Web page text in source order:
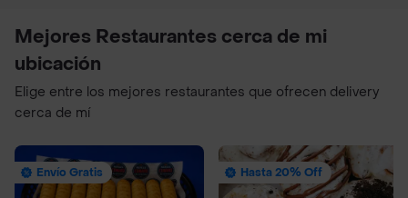
Mejores Restaurantes cerca de mi
ubicación
Elige entre los mejores restaurantes que ofrecen delivery
cerca de mí
Envío Gratis Hasta 20% Off